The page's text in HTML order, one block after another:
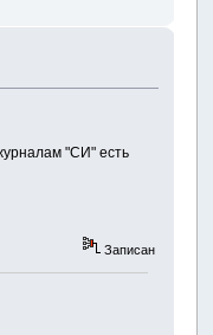
"СИ" есть
Записан